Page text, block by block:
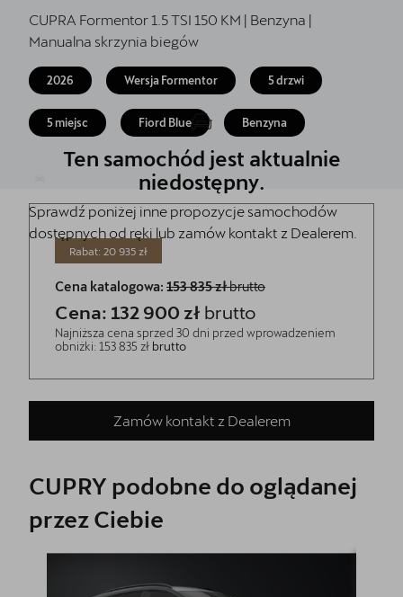
Oryginalne części zamienne
Akcesoria CUPRA
5 lat gwarancji
Kontakt
CUPRA Formentor 1.5 TSI 150 KM | Benzyna |
Manualna skrzynia biegów
2026 Wersja Formentor 5 drzwi
5 miejsc Fiord Blue Benzyna
Ten samochód jest aktualnie
niedostępny.
Sprawdź poniżej inne propozycje samochodów
dostępnych od ręki lub zamów kontakt z Dealerem.
Rabat: 20 935 zł
Cena katalogowa: 153 835 złbrutto
Cena: 132 900 zł brutto
Najniższa cena sprzed 30 dni przed wprowadzeniem
obniżki: 153 835 zł brutto
Zamów kontakt z Dealerem
CUPRY podobne do oglądanej
przez Ciebie